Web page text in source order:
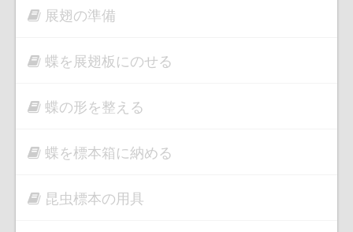
展翅の準備
蝶を展翅板にのせる
蝶の形を整える
蝶を標本箱に納める
昆虫標本の用具